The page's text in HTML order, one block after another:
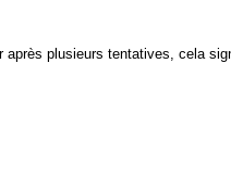
plusieurs tentatives, cela